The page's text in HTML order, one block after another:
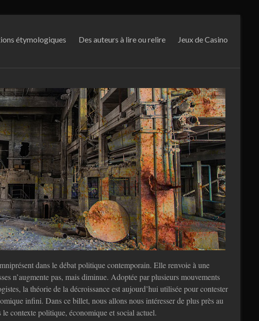
étymologiques Des auteurs à lire ou relire Jeux de Casino
dans le débat politique contemporain. Elle renvoie à une
n’augmente pas, mais diminue. Adoptée par plusieurs mouvements
la théorie de la décroissance est aujourd’hui utilisée pour contester
infini. Dans ce billet, nous allons nous intéresser de plus près au
contexte politique, économique et social actuel.